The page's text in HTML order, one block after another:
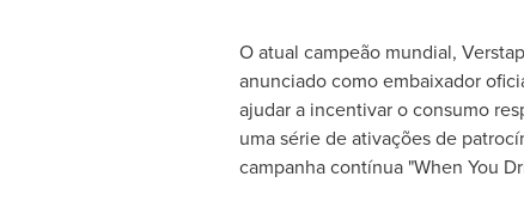
O atual campeão mundial,
anunciado como embaixador
ajudar a incentivar o consumo
uma série de ativações de
campanha contínua "When You